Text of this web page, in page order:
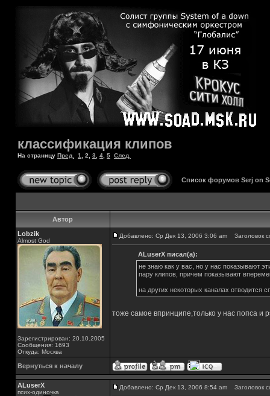
классификация клипов
На страницу Пред. 1 2 3 4 5 След.
Список форумов Serj on
Автор
Lobzik
Almost God
Зарегистрирован: 20.10.2005
Сообщения: 1693
Откуда: Москва
Добавлено: Ср Дек 13, 2006 3:06 am Заголовок
ALuserX писал(а):
не знаю как у вас, но у нас показывают
пару клипов, причем показывают
на других некоторых каналах отводится
тоже самое впринципе,только у нас попса и
Вернуться к началу
ALuserX
псих-одиночка
Добавлено: Ср Дек 13, 2006 8:54 am Заголовок